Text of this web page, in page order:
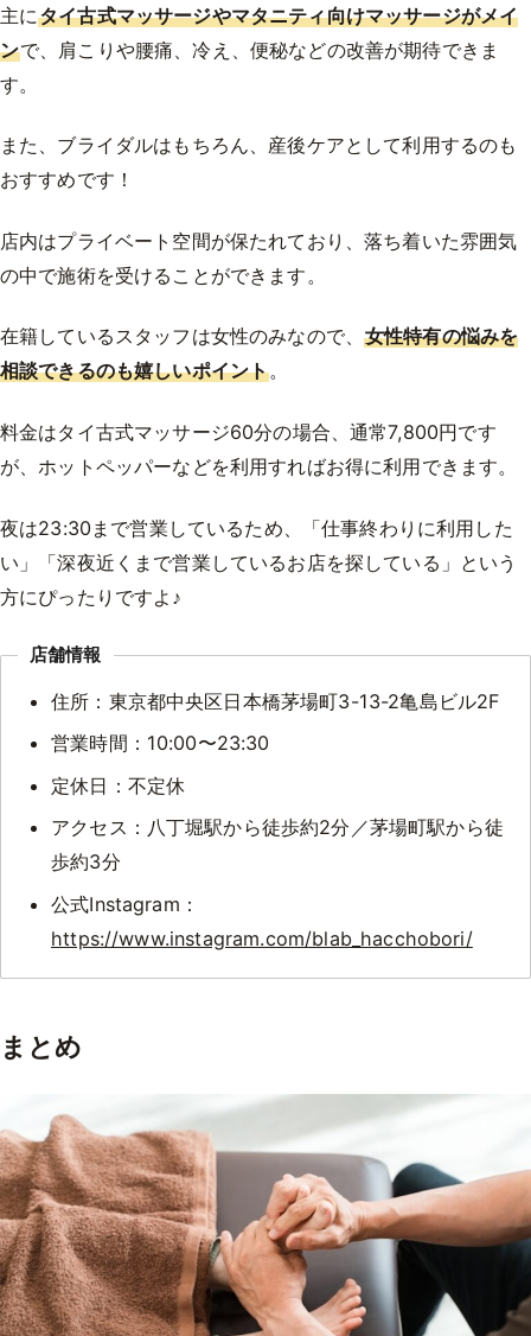
主にタイ古式マッサージやマタニティ向けマッサージがメイ
ンで、肩こりや腰痛、冷え、便秘などの改善が期待できま
す。
また、ブライダルはもちろん、産後ケアとして利用するのも
おすすめです！
店内はプライベート空間が保たれており、落ち着いた雰囲気
の中で施術を受けることができます。
在籍しているスタッフは女性のみなので、女性特有の悩みを
相談できるのも嬉しいポイント。
料金はタイ古式マッサージ60分の場合、通常7,800円です
が、ホットペッパーなどを利用すればお得に利用できます。
夜は23:30まで営業しているため、「仕事終わりに利用した
い」「深夜近くまで営業しているお店を探している」という
方にぴったりですよ♪
店舗情報
住所：東京都中央区日本橋茅場町3-13-2亀島ビル2F
営業時間：10:00〜23:30
定休日：不定休
アクセス：八丁堀駅から徒歩約2分／茅場町駅から徒
歩約3分
公式Instagram：
https://www.instagram.com/blab_hacchobori/
まとめ